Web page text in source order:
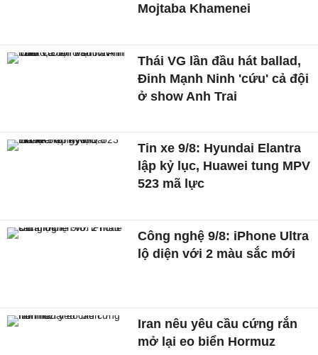
Mojtaba Khamenei
Thái VG lần đầu hát ballad,
Đinh Mạnh Ninh 'cứu' cả đội
ở show Anh Trai
Tin xe 9/8: Hyundai Elantra
lập kỷ lục, Huawei tung MPV
523 mã lực
Công nghệ 9/8: iPhone Ultra
lộ diện với 2 màu sắc mới
Iran nêu yêu cầu cứng rắn
mở lại eo biển Hormuz